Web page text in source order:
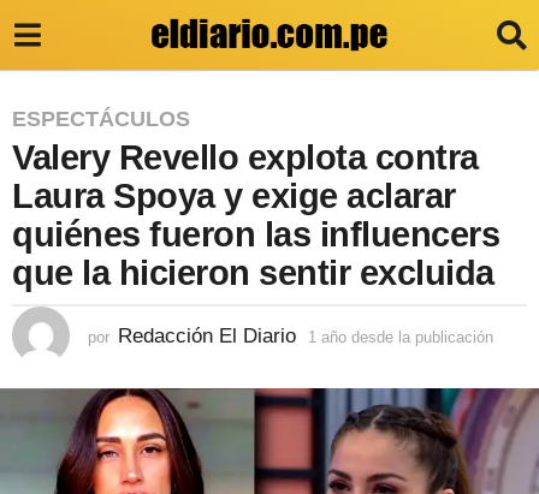
1
a
ñ
o
d
s
a
ESPECTÁCULOS
Valery Revello explota contra
Laura Spoya y exige aclarar
quiénes fueron las influencers
que la hicieron sentir excluida
por Redacción El Diario 1 año desde la publicación
o
d